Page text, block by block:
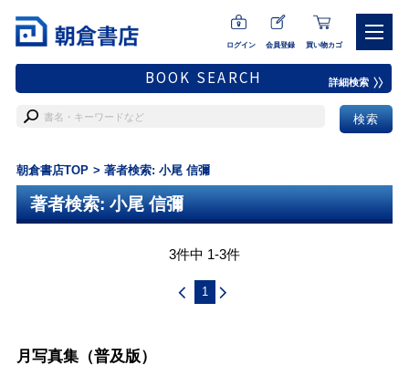
ログイン 会員登録 買い物カゴ
BOOK SEARCH 詳細検索
朝倉書店TOP 著者検索: 小尾 信彌
著者検索: 小尾 信彌
3件中 1-3件
1
月写真集（普及版）